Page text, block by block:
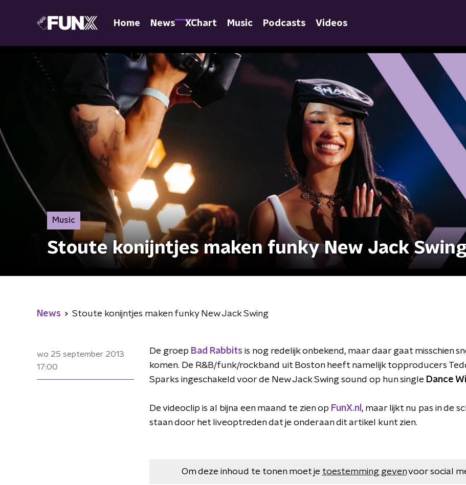
Home News XChart Music Podcasts Videos
Music
Stoute konijntjes maken funky New Jack
News Stoute konijntjes maken funky New Jack Swing
wo 25 september 2013
17:00
De groep Bad Rabbits is nog redelijk onbekend, maar daar gaat misschien
komen. De R&B/funk/rockband uit Boston heeft namelijk topproducers
Sparks ingeschakeld voor de New Jack Swing sound op hun single Dance
De videoclip is al bijna een maand te zien op FunX.nl , maar lijkt nu pas in de
staan door het liveoptreden dat je onderaan dit artikel kunt zien.
Om deze inhoud te tonen moet je toestemming gevenvoor social